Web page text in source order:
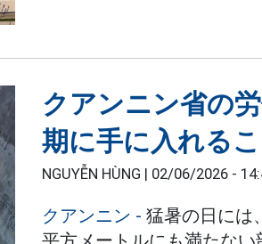
クアンニン省の
期に手に入れる
NGUYỄN HÙNG | 02/06/2026 -
クアンニン - 猛暑の日には